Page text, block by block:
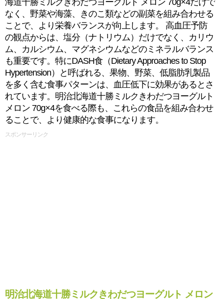
海道十勝ミルクきわだつヨーグルト メロン 70g×4だけで
なく、野菜や海藻、きのこ類などの副菜を組み合わせる
ことで、より栄養バランスが向上します。 高血圧予防
の観点からは、塩分（ナトリウム）だけでなく、カリウ
ム、カルシウム、マグネシウムなどのミネラルバランス
も重要です。特にDASH食（Dietary Approaches to Stop
Hypertension）と呼ばれる、果物、野菜、低脂肪乳製品
を多く含む食事パターンは、血圧低下に効果があるとさ
れています。明治北海道十勝ミルクきわだつヨーグルト
メロン 70g×4を食べる際も、これらの食品を組み合わせ
ることで、より健康的な食事になります。
スポンサーリンク
明治北海道十勝ミルクきわだつヨーグルト メロン